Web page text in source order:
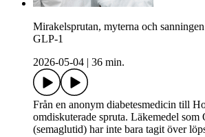
Mirakelsprutan, myterna och
GLP-1
2026-05-04
36 min.
Från en anonym diabetesmedicin till
omdiskuterade spruta. Läkemedel
(semaglutid) har inte bara tagit över